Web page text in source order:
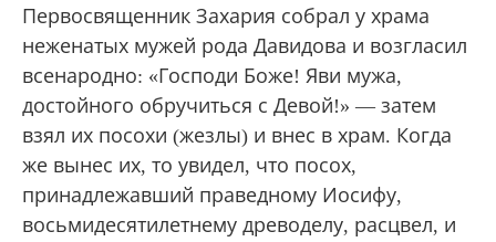
Первосвященник Захария собрал у храма
неженатых мужей рода Давидова и возгласил
всенародно: «Господи Боже! Яви мужа,
достойного обручиться с Девой!» — затем
взял их посохи (жезлы) и внес в храм. Когда
же вынес их, то увидел, что посох,
принадлежавший праведному Иосифу,
восьмидесятилетнему древоделу, расцвел, и